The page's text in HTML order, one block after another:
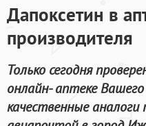
Дапоксетин в
производителя
Только сегодня
онлайн- аптеке
качественные